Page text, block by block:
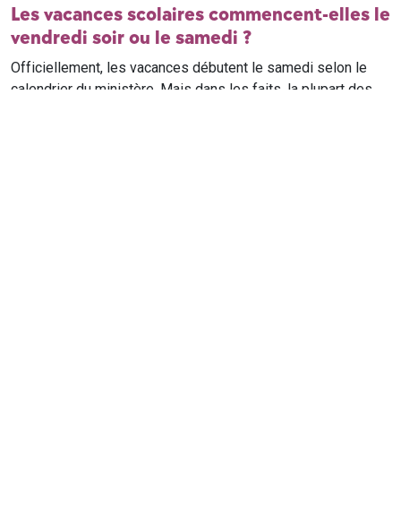
Les vacances scolaires commencent-elles le
vendredi soir ou le samedi ?
Officiellement, les vacances débutent le samedi selon le
calendrier du ministère. Mais dans les faits, la plupart des